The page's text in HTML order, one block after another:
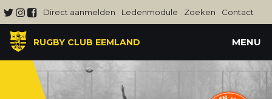
Direct aanmelden Ledenmodule Zoeken Contact
RUGBY CLUB EEMLAND MENU